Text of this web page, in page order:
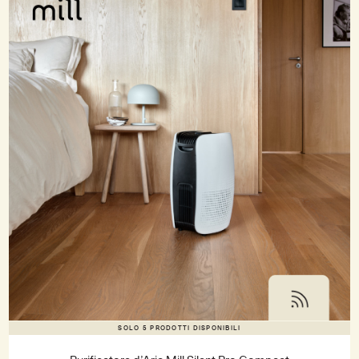
SOLO 5 PRODOTTI DISPONIBILI